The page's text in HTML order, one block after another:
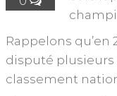
Rappelons qu’en
disputé plusieurs
classement